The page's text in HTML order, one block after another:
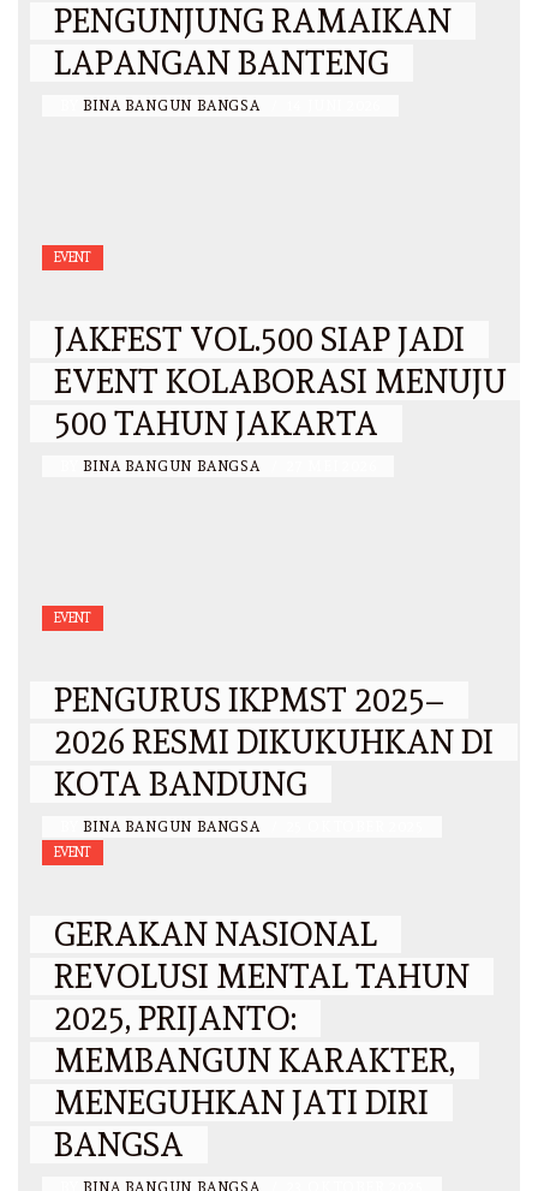
PENGUNJUNG RAMAIKAN
LAPANGAN BANTENG
BINA BANGUN BANGSA
EVENT
JAKFEST VOL.500 SIAP JADI
EVENT KOLABORASI MENUJU
500 TAHUN JAKARTA
BINA BANGUN BANGSA
EVENT
PENGURUS IKPMST 2025–
2026 RESMI DIKUKUHKAN DI
KOTA BANDUNG
BINA BANGUN BANGSA
EVENT
GERAKAN NASIONAL
REVOLUSI MENTAL TAHUN
2025, PRIJANTO:
MEMBANGUN KARAKTER,
MENEGUHKAN JATI DIRI
BANGSA
BINA BANGUN BANGSA